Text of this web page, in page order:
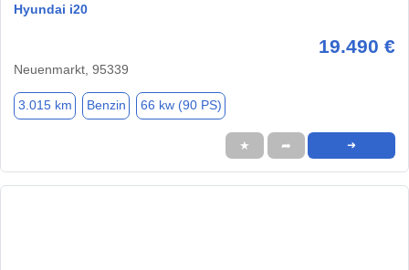
Hyundai i20
19.490 €
Neuenmarkt, 95339
3.015 km Benzin 66 kw (90 PS)
★ ➦ ➜